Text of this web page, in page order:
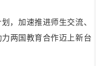
，加速推进师生交流、
两国教育合作迈上新台